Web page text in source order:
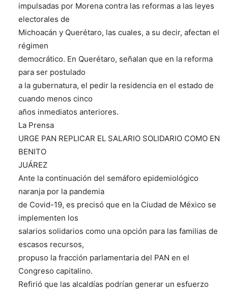
impulsadas por Morena contra las reformas a las leyes
electorales de
Michoacán y Querétaro, las cuales, a su decir, afectan el
régimen
democrático. En Querétaro, señalan que en la reforma
para ser postulado
a la gubernatura, el pedir la residencia en el estado de
cuando menos cinco
años inmediatos anteriores.
La Prensa
URGE PAN REPLICAR EL SALARIO SOLIDARIO COMO EN
BENITO
JUÁREZ
Ante la continuación del semáforo epidemiológico
naranja por la pandemia
de Covid-19, es precisó que en la Ciudad de México se
implementen los
salarios solidarios como una opción para las familias de
escasos recursos,
propuso la fracción parlamentaria del PAN en el
Congreso capitalino.
Refirió que las alcaldías podrían generar un esfuerzo